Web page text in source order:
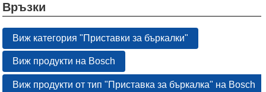
Връзки
Виж категория "Приставки за бъркалки"
Виж продукти на Bosch
Виж продукти от тип "Приставка за бъркалка" на Bosch